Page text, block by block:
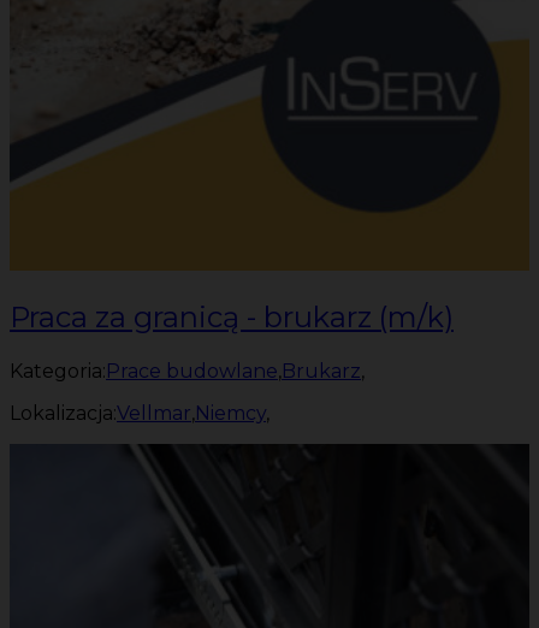
Praca za granicą - brukarz (m/k)
Kategoria:Prace budowlane,Brukarz,
Lokalizacja:Vellmar,Niemcy,